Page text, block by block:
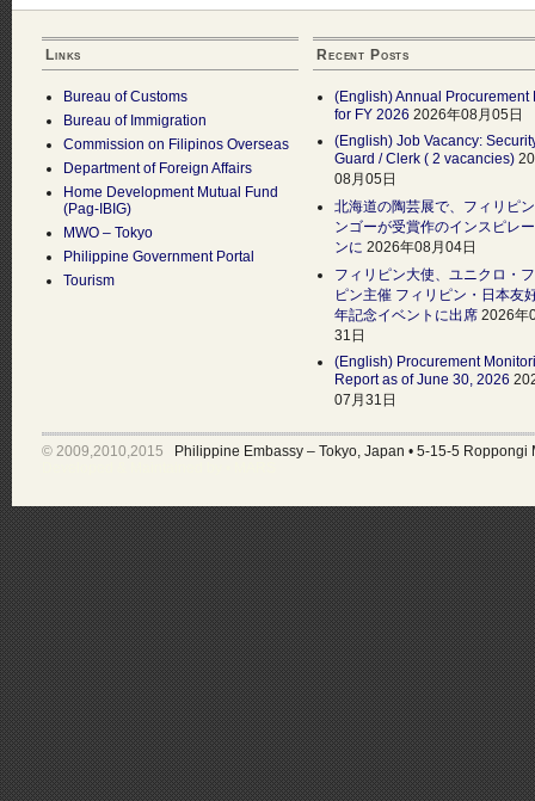
Links
Bureau of Customs
Bureau of Immigration
Commission on Filipinos Overseas
Department of Foreign Affairs
Home Development Mutual Fund
(Pag-IBIG)
MWO – Tokyo
Philippine Government Portal
Tourism
Recent Posts
(English) Annual Procurement
for FY 2026 2026年08月05日
(English) Job Vacancy:
Guard / Clerk ( 2 vacancies)
08月05日
北海道の陶芸展で、フィリピ
ンゴーが受賞作のインスピレ
ンに 2026年08月04日
フィリピン大使、ユニクロ・
ピン主催 フィリピン・日本友
年記念イベントに出席 2026年
31日
(English) Procurement
Report as of June 30, 2026
07月31日
© 2009,2010,2015 Philippine Embassy – Tokyo, Japan • 5-15-5 Roppongi